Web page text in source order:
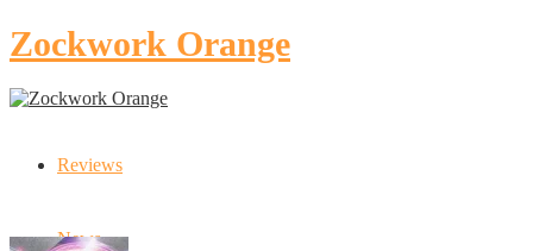
Zockwork Orange
Reviews
News